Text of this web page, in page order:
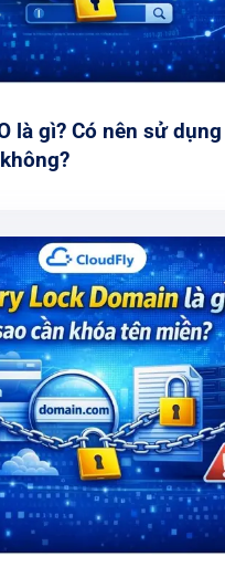
là gì? Có nên sử dụng